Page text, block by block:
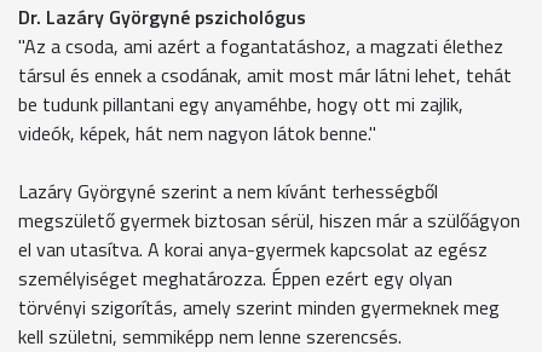
Dr. Lazáry Györgyné pszichológus
"Az a csoda, ami azért a fogantatáshoz, a magzati élethez
társul és ennek a csodának, amit most már látni lehet, tehát
be tudunk pillantani egy anyaméhbe, hogy ott mi zajlik,
videók, képek, hát nem nagyon látok benne."
Lazáry Györgyné szerint a nem kívánt terhességből
megszülető gyermek biztosan sérül, hiszen már a szülőágyon
el van utasítva. A korai anya-gyermek kapcsolat az egész
személyiséget meghatározza. Éppen ezért egy olyan
törvényi szigorítás, amely szerint minden gyermeknek meg
kell születni, semmiképp nem lenne szerencsés.